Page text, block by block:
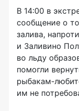
В 14:00 в
сообщение о
залива,
и Заливино
во льду
помогли
рыбакам-
им не